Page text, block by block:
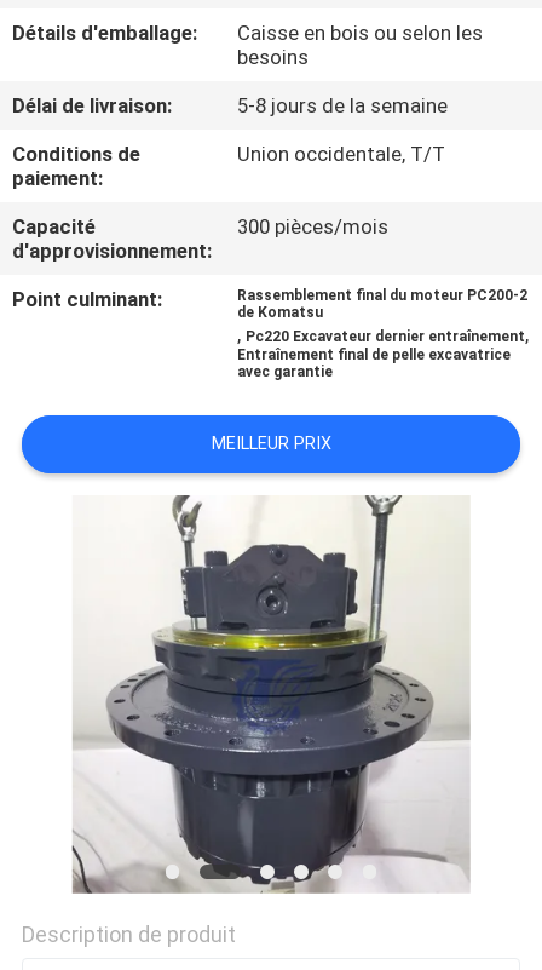
VISITE
D'USINE
CONTRÔLE
LA
QUALITÉ
NOUVELLES
DEMANDE
DE
SOUMISSION
SITEMAP
POLITIQUE
Détails d'emballage:
Caisse en bois ou selon les
besoins
Délai de livraison:
5-8 jours de la semaine
Conditions de
paiement:
Union occidentale, T/T
Capacité
d'approvisionnement:
300 pièces/mois
Point culminant:
Rassemblement final du moteur PC200-2
de Komatsu
, Pc220 Excavateur dernier entraînement,
Entraînement final de pelle excavatrice
avec garantie
MEILLEUR PRIX
Description de produit